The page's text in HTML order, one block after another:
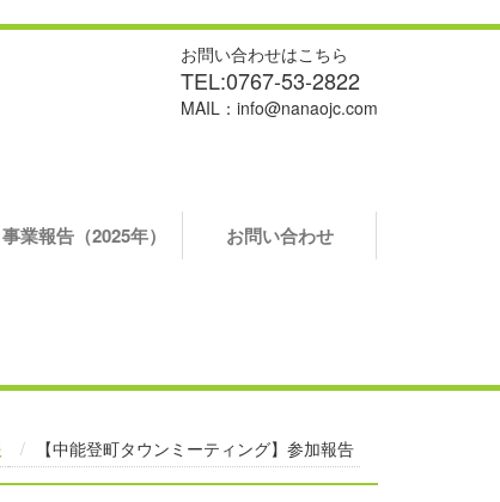
お問い合わせはこちら
TEL:0767-53-2822
MAIL：info@nanaojc.com
事業報告（2025年） お問い合わせ
【中能登町タウンミーティング】参加報告